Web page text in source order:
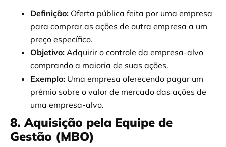
Definição: Oferta pública feita por uma empresa
para comprar as ações de outra empresa a um
preço específico.
Objetivo: Adquirir o controle da empresa-alvo
comprando a maioria de suas ações.
Exemplo: Uma empresa oferecendo pagar um
prêmio sobre o valor de mercado das ações de
uma empresa-alvo.
8. Aquisição pela Equipe de
Gestão (MBO)